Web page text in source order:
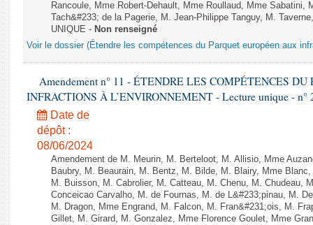
Rancoule, Mme Robert-Dehault, Mme Roullaud, Mme
Tach&#233; de la Pagerie, M. Jean-Philippe Tanguy, M.
UNIQUE - Non renseigné
Voir le dossier (Étendre les compétences du Parquet européen aux
Amendement n° 11 - ÉTENDRE LES COMPÉTENCES
INFRACTIONS À L’ENVIRONNEMENT - Lecture unique - n°
Date de
dépôt :
08/06/2024
Amendement de M. Meurin, M. Berteloot, M. Allisio, Mme
Baubry, M. Beaurain, M. Bentz, M. Bilde, M. Blairy, Mme
M. Buisson, M. Cabrolier, M. Catteau, M. Chenu, M. Chudeau,
Conceicao Carvalho, M. de Fournas, M. de L&#233;pinau, M.
M. Dragon, Mme Engrand, M. Falcon, M. Fran&#231;ois, M.
Gillet, M. Girard, M. Gonzalez, Mme Florence Goulet, Mme